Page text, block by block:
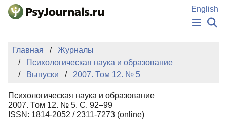
Перейти к основному содержанию
English
НОВОСТИ
ИЗДАНИЯ
АВТОРЫ
БАЗА ЗНАНИЙ
КЛЮЧЕВЫЕ СЛОВА
Регистрация
Главная
Журналы
Психологическая наука и образование
Выпуски
2007. Том 12. № 5
Психологическая наука и образование
2007. Том 12. № 5. С. 92–99
ISSN: 1814-2052 / 2311-7273 (online)